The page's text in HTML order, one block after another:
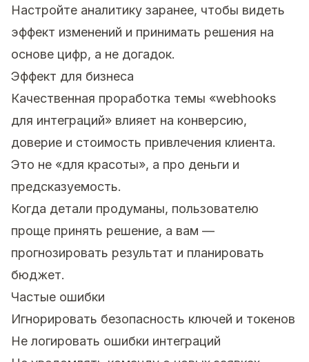
Настройте аналитику заранее, чтобы видеть
эффект изменений и принимать решения на
основе цифр, а не догадок.
Эффект для бизнеса
Качественная проработка темы «webhooks
для интеграций» влияет на конверсию,
доверие и стоимость привлечения клиента.
Это не «для красоты», а про деньги и
предсказуемость.
Когда детали продуманы, пользователю
проще принять решение, а вам —
прогнозировать результат и планировать
бюджет.
Частые ошибки
Игнорировать безопасность ключей и токенов
Не логировать ошибки интеграций